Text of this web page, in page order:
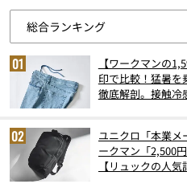
【ワークマンの
印で比較！猛暑を
徹底解剖。接触冷
ユニクロ「本業メ
ークマン「2,500
【リュックの人